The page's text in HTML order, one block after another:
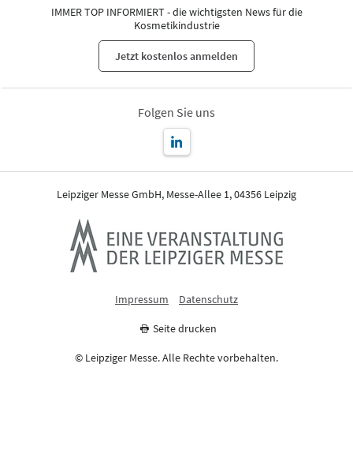
IMMER TOP INFORMIERT - die wichtigsten News für die
Kosmetikindustrie
Jetzt kostenlos anmelden
Folgen Sie uns
Leipziger Messe GmbH, Messe-Allee 1, 04356 Leipzig
Impressum Datenschutz
Seite drucken
© Leipziger Messe. Alle Rechte vorbehalten.